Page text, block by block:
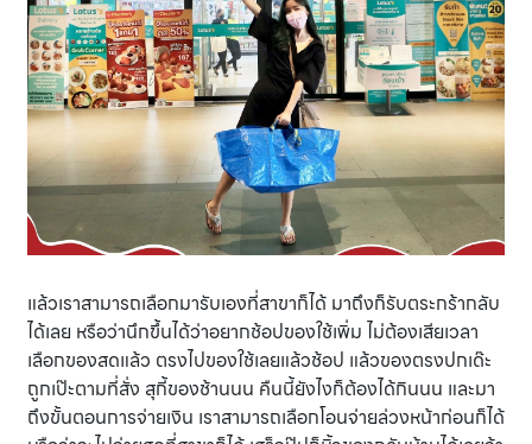
แล้วเราสามารถเลือกมารับเองที่สาขาก็ได้ มาถึงก็รับตระกร้ากลับ
ได้เลย หรือว่านึกขึ้นได้ว่าอยากช้อปของใช้เพิ่ม ไม่ต้องเสียเวลา
เลือกของสดแล้ว ตรงไปของใช้เลยแล้วช้อป แล้วของตรงปกเด๊ะ
ถูกเป๊ะตามที่สั่ง สุกี้ของช้านนน คืนนี้ยังไงก็ต้องได้กินนน และมา
ถึงขั้นตอนการจ่ายเงิน เราสามารถเลือกโอนจ่ายล่วงหน้าก่อนก็ได้